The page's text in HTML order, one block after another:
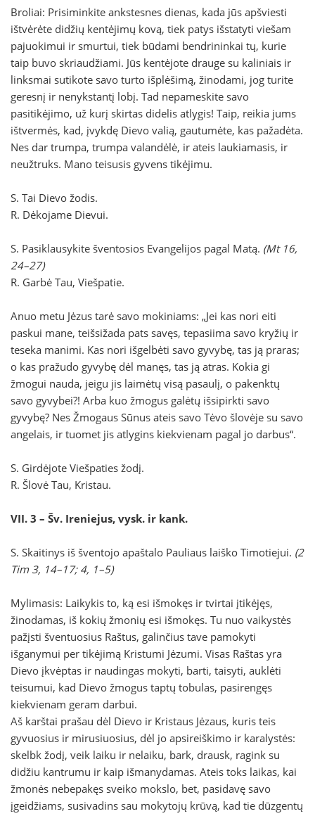
Broliai: Prisiminkite ankstesnes dienas, kada jūs apšviesti
ištvėrėte didžių kentėjimų kovą, tiek patys išstatyti viešam
pajuokimui ir smurtui, tiek būdami bendrininkai tų, kurie
taip buvo skriaudžiami. Jūs kentėjote drauge su kaliniais ir
linksmai sutikote savo turto išplėšimą, žinodami, jog turite
geresnį ir nenykstantį lobį. Tad nepameskite savo
pasitikėjimo, už kurį skirtas didelis atlygis! Taip, reikia jums
ištvermės, kad, įvykdę Dievo valią, gautumėte, kas pažadėta.
Nes dar trumpa, trumpa valandėlė, ir ateis laukiamasis, ir
neužtruks. Mano teisusis gyvens tikėjimu.
S. Tai Dievo žodis.
R. Dėkojame Dievui.
S. Pasiklausykite šventosios Evangelijos pagal Matą. (Mt 16,
24–27)
R. Garbė Tau, Viešpatie.
Anuo metu Jėzus tarė savo mokiniams: „Jei kas nori eiti
paskui mane, teišsižada pats savęs, tepasiima savo kryžių ir
teseka manimi. Kas nori išgelbėti savo gyvybę, tas ją praras;
o kas pražudo gyvybę dėl manęs, tas ją atras. Kokia gi
žmogui nauda, jeigu jis laimėtų visą pasaulį, o pakenktų
savo gyvybei?! Arba kuo žmogus galėtų išsipirkti savo
gyvybę? Nes Žmogaus Sūnus ateis savo Tėvo šlovėje su savo
angelais, ir tuomet jis atlygins kiekvienam pagal jo darbus“.
S. Girdėjote Viešpaties žodį.
R. Šlovė Tau, Kristau.
VII. 3 – Šv. Ireniejus, vysk. ir kank.
S. Skaitinys iš šventojo apaštalo Pauliaus laiško Timotiejui. (2
Tim 3, 14–17; 4, 1–5)
Mylimasis: Laikykis to, ką esi išmokęs ir tvirtai įtikėjęs,
žinodamas, iš kokių žmonių esi išmokęs. Tu nuo vaikystės
pažįsti šventuosius Raštus, galinčius tave pamokyti
išganymui per tikėjimą Kristumi Jėzumi. Visas Raštas yra
Dievo įkvėptas ir naudingas mokyti, barti, taisyti, auklėti
teisumui, kad Dievo žmogus taptų tobulas, pasirengęs
kiekvienam geram darbui.
Aš karštai prašau dėl Dievo ir Kristaus Jėzaus, kuris teis
gyvuosius ir mirusiuosius, dėl jo apsireiškimo ir karalystės:
skelbk žodį, veik laiku ir nelaiku, bark, drausk, ragink su
didžiu kantrumu ir kaip išmanydamas. Ateis toks laikas, kai
žmonės nebepakęs sveiko mokslo, bet, pasidavę savo
įgeidžiams, susivadins sau mokytojų krūvą, kad tie dūzgentų